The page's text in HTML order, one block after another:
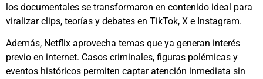
los documentales se transformaron en contenido ideal para
viralizar clips, teorías y debates en TikTok, X e Instagram.
Además, Netflix aprovecha temas que ya generan interés
previo en internet. Casos criminales, figuras polémicas y
eventos históricos permiten captar atención inmediata sin